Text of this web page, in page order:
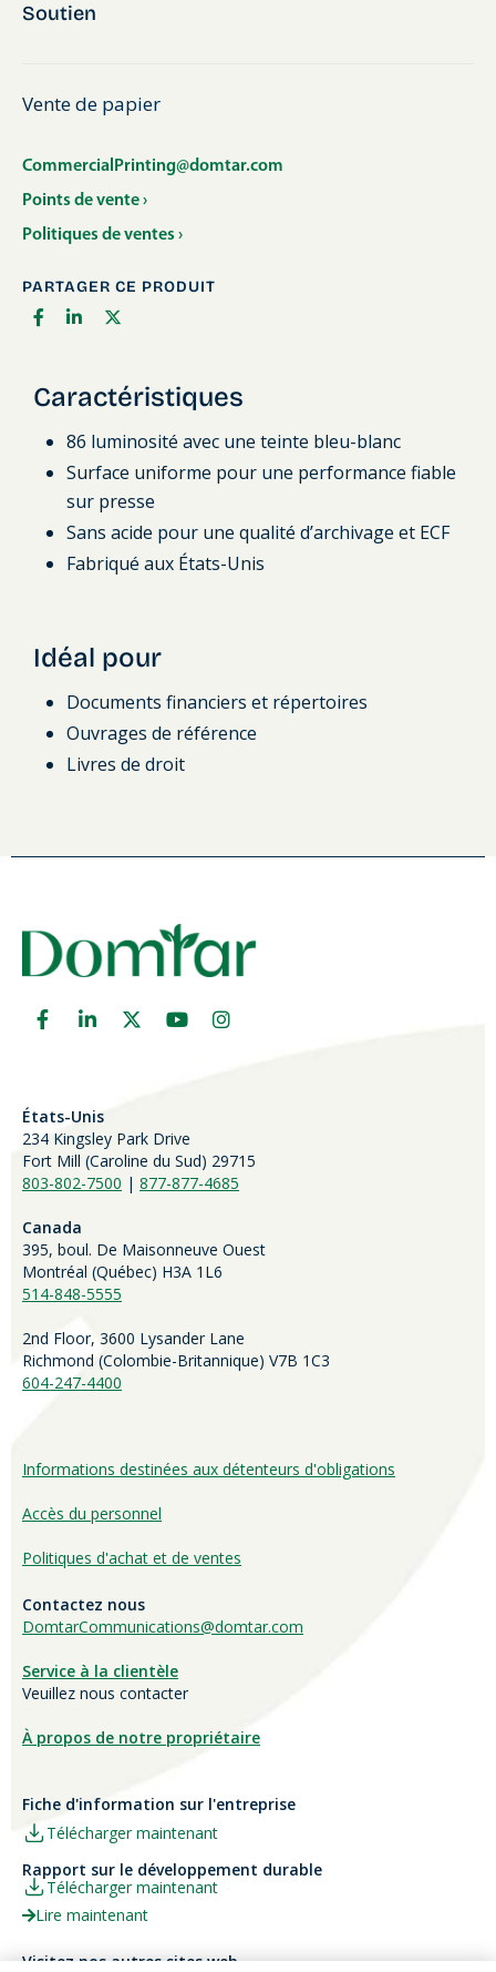
Soutien
Vente de papier
CommercialPrinting@domtar.com
Points de vente ›
Politiques de ventes ›
PARTAGER CE PRODUIT
Caractéristiques
86 luminosité avec une teinte bleu-blanc
Surface uniforme pour une performance fiable
sur presse
Sans acide pour une qualité d’archivage et ECF
Fabriqué aux États-Unis
Idéal pour
Documents financiers et répertoires
Ouvrages de référence
Livres de droit
États-Unis
234 Kingsley Park Drive
Fort Mill (Caroline du Sud) 29715
803-802-7500 | 877-877-4685
Canada
395, boul. De Maisonneuve Ouest
Montréal (Québec) H3A 1L6
514-848-5555
2nd Floor, 3600 Lysander Lane
Richmond (Colombie-Britannique) V7B 1C3
604-247-4400
Informations destinées aux détenteurs d'obligations
Accès du personnel
Politiques d'achat et de ventes
Contactez nous
DomtarCommunications@domtar.com
Service à la clientèle
Veuillez nous contacter
À propos de notre propriétaire
Fiche d'information sur l'entreprise
Télécharger maintenant
Rapport sur le développement durable
Télécharger maintenant
Lire maintenant
Visitez nos autres sites web